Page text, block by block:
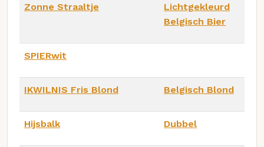
Zonne Straaltje
Lichtgekleurd
Belgisch Bier
SPIERwit
IKWILNIS Fris Blond Belgisch Blond
Hijsbalk Dubbel